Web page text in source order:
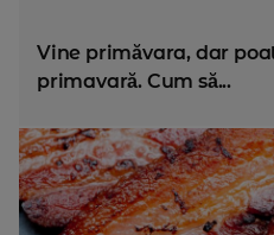
Vine primăvara, dar
primavară. Cum să...